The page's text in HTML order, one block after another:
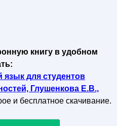
книгу в удобном
язык для студентов
Глушенкова Е.В.,
и бесплатное скачивание.